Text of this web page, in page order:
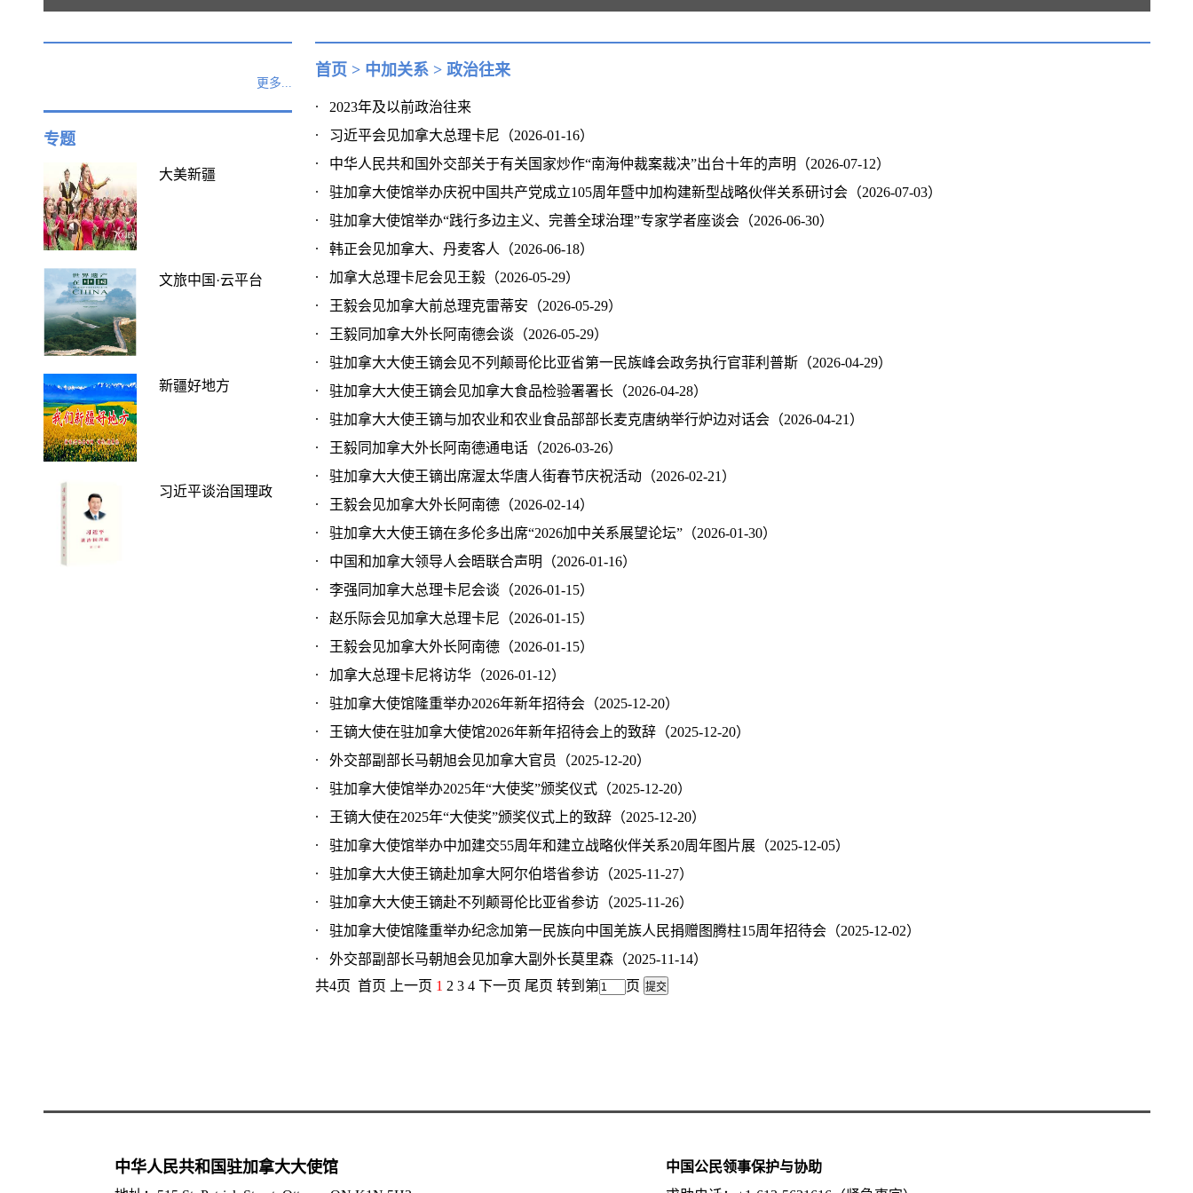
更多...
专题
大美新疆
文旅中国·云平台
新疆好地方
习近平谈治国理政
首页 > 中加关系> 政治往来
2023年及以前政治往来
习近平会见加拿大总理卡尼（2026-01-16）
中华人民共和国外交部关于有关国家炒作“南海仲裁案裁决”出台十年的声明（2026-07-12）
驻加拿大使馆举办庆祝中国共产党成立105周年暨中加构建新型战略伙伴关系研讨会（2026-07-03）
驻加拿大使馆举办“践行多边主义、完善全球治理”专家学者座谈会（2026-06-30）
韩正会见加拿大、丹麦客人（2026-06-18）
加拿大总理卡尼会见王毅（2026-05-29）
王毅会见加拿大前总理克雷蒂安（2026-05-29）
王毅同加拿大外长阿南德会谈（2026-05-29）
驻加拿大大使王镝会见不列颠哥伦比亚省第一民族峰会政务执行官菲利普斯（2026-04-29）
驻加拿大大使王镝会见加拿大食品检验署署长（2026-04-28）
驻加拿大大使王镝与加农业和农业食品部部长麦克唐纳举行炉边对话会（2026-04-21）
王毅同加拿大外长阿南德通电话（2026-03-26）
驻加拿大大使王镝出席渥太华唐人街春节庆祝活动（2026-02-21）
王毅会见加拿大外长阿南德（2026-02-14）
驻加拿大大使王镝在多伦多出席“2026加中关系展望论坛”（2026-01-30）
中国和加拿大领导人会晤联合声明（2026-01-16）
李强同加拿大总理卡尼会谈（2026-01-15）
赵乐际会见加拿大总理卡尼（2026-01-15）
王毅会见加拿大外长阿南德（2026-01-15）
加拿大总理卡尼将访华（2026-01-12）
驻加拿大使馆隆重举办2026年新年招待会（2025-12-20）
王镝大使在驻加拿大使馆2026年新年招待会上的致辞（2025-12-20）
外交部副部长马朝旭会见加拿大官员（2025-12-20）
驻加拿大使馆举办2025年“大使奖”颁奖仪式（2025-12-20）
王镝大使在2025年“大使奖”颁奖仪式上的致辞（2025-12-20）
驻加拿大使馆举办中加建交55周年和建立战略伙伴关系20周年图片展（2025-12-05）
驻加拿大大使王镝赴加拿大阿尔伯塔省参访（2025-11-27）
驻加拿大大使王镝赴不列颠哥伦比亚省参访（2025-11-26）
驻加拿大使馆隆重举办纪念加第一民族向中国羌族人民捐赠图腾柱15周年招待会（2025-12-02）
外交部副部长马朝旭会见加拿大副外长莫里森（2025-11-14）
共4页 首页 上一页 1 2 3 4 下一页 尾页 转到第 页
中华人民共和国驻加拿大大使馆
中国公民领事保护与协助